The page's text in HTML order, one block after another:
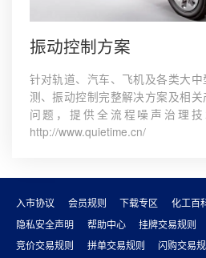
振动控制方案
针对轨道、汽车、飞机及各类大
测、振动控制完整解决方案及相
问题，提供全流程噪声治理
http://www.quietime.cn/
入市协议 会员规则 下载专区 化工百
隐私安全声明
帮助中心
挂牌交易规则
竞价交易规则
拼单交易规则
闪购交易